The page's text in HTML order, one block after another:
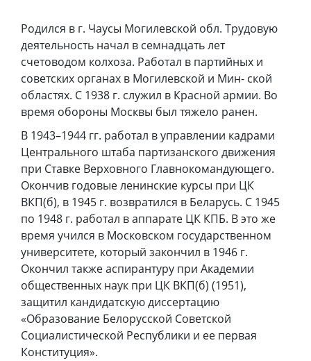
Родился в г. Чаусы Могилевской обл. Трудовую
деятельность начал в семнадцать лет
счетоводом колхоза. Работал в партийных и
советских органах в Могилевской и Мин- ской
областях. С 1938 г. служил в Красной армии. Во
время обороны Москвы был тяжело ранен.
В 1943–1944 гг. работал в управлении кадрами
Центрального штаба партизанского движения
при Ставке Верховного Главнокомандующего.
Окончив годовые ленинские курсы при ЦК
ВКП(б), в 1945 г. возвратился в Беларусь. С 1945
по 1948 г. работал в аппарате ЦК КПБ. В это же
время учился в Московском государственном
университете, который закончил в 1946 г.
Окончил также аспирантуру при Академии
общественных наук при ЦК ВКП(б) (1951),
защитил кандидатскую диссертацию
«Образование Белорусской Советской
Социалистической Республики и ее первая
Конституция».